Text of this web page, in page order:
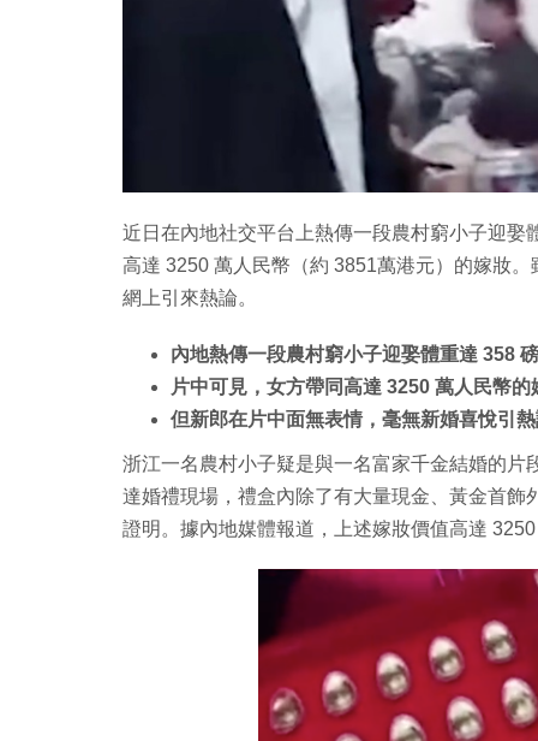
近日在內地社交平台上熱傳一段農村窮小子迎
高達 3250 萬人民幣（約 3851萬港元）的嫁妝
網上引來熱論。
內地熱傳一段農村窮小子迎娶體重達 358
片中可見，女方帶同高達 3250 萬人民幣
但新郎在片中面無表情，毫無新婚喜悅引
浙江一名農村小子疑是與一名富家千金結婚的
達婚禮現場，禮盒內除了有大量現金、黃金首
證明。據內地媒體報道，上述嫁妝價值高達